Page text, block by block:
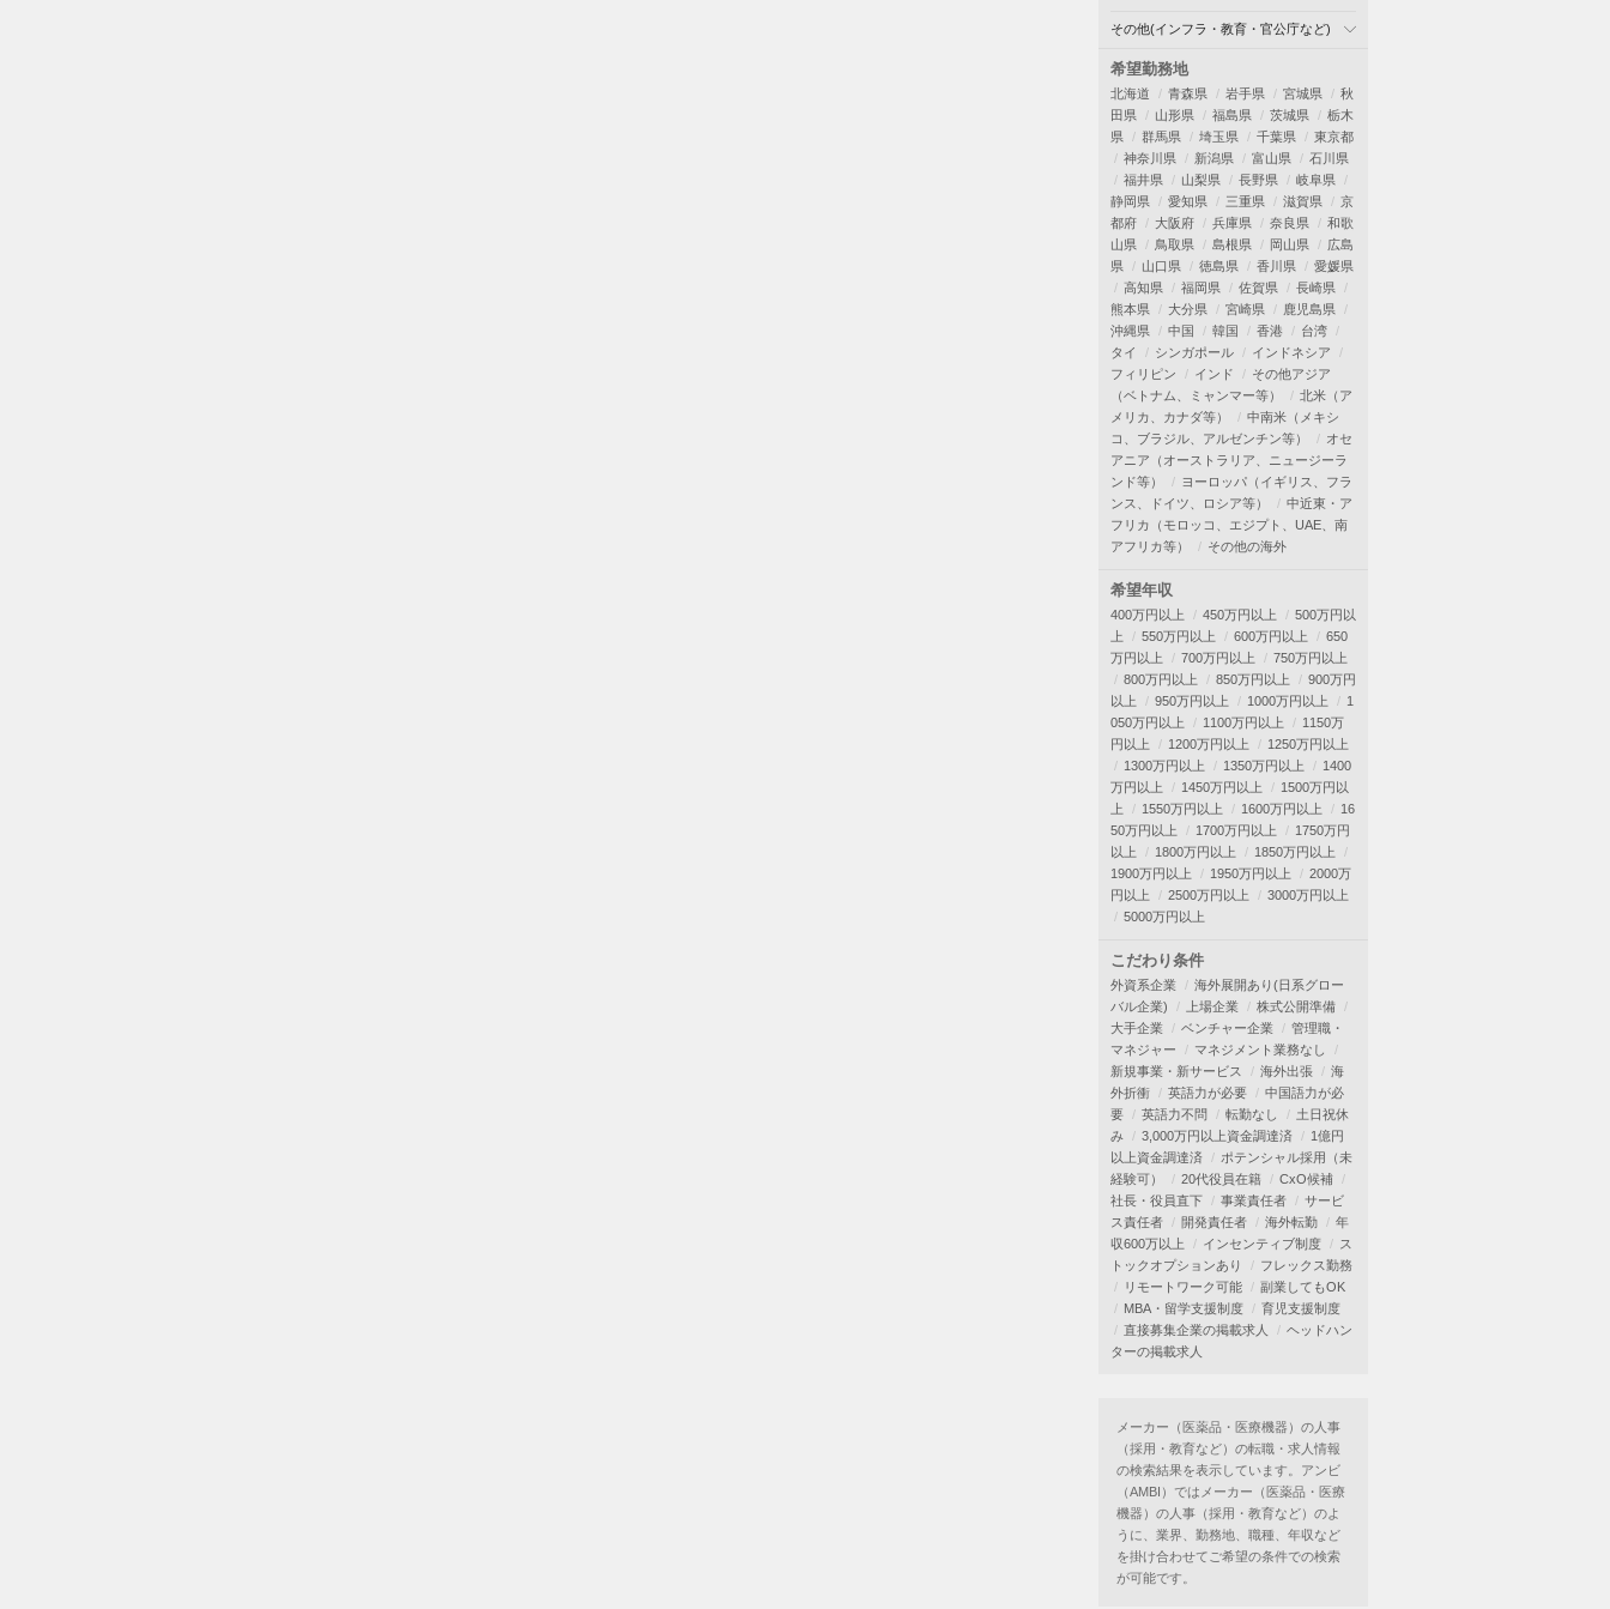
その他(インフラ・教育・官公庁など)
希望勤務地
北海道 青森県 岩手県 宮城県
秋
田県
山形県 福島県 茨城県
栃木
県
群馬県 埼玉県 千葉県
東京都
神奈川県
新潟県 富山県
石川県
福井県
山梨県 長野県
岐阜県
静岡県
愛知県 三重県 滋賀県
京
都府
大阪府 兵庫県 奈良県
和歌
山県
鳥取県 島根県 岡山県
広島
県
山口県 徳島県 香川県
愛媛県
高知県
福岡県 佐賀県
長崎県
熊本県
大分県 宮崎県
鹿児島県
沖縄県
中国 韓国 香港
台湾
タイ
シンガポール
インドネシア
フィリピン
インド
その他アジア
（ベトナム、ミャンマー等）
北米（ア
メリカ、カナダ等）
中南米（メキシ
コ、ブラジル、アルゼンチン等）
オセ
アニア（オーストラリア、ニュージーラ
ンド等）
ヨーロッパ（イギリス、フラ
ンス、ドイツ、ロシア等）
中近東・ア
フリカ（モロッコ、エジプト、UAE、南
アフリカ等）
その他の海外
希望年収
400万円以上 450万円以上
500万円以
上
550万円以上 600万円以上
650
万円以上
700万円以上
750万円以上
800万円以上
850万円以上
900万円
以上
950万円以上 1000万円以上
1
050万円以上
1100万円以上
1150万
円以上
1200万円以上
1250万円以上
1300万円以上
1350万円以上
1400
万円以上
1450万円以上
1500万円以
上
1550万円以上 1600万円以上
16
50万円以上
1700万円以上
1750万円
以上
1800万円以上
1850万円以上
1900万円以上
1950万円以上
2000万
円以上
2500万円以上
3000万円以上
5000万円以上
こだわり条件
外資系企業
海外展開あり(日系グロー
バル企業)
上場企業
株式公開準備
大手企業
ベンチャー企業
管理職・
マネジャー
マネジメント業務なし
新規事業・新サービス
海外出張
海
外折衝
英語力が必要
中国語力が必
要
英語力不問 転勤なし
土日祝休
み
3,000万円以上資金調達済
1億円
以上資金調達済
ポテンシャル採用（未
経験可）
20代役員在籍
CxO候補
社長・役員直下
事業責任者
サービ
ス責任者
開発責任者 海外転勤
年
収600万以上
インセンティブ制度
ス
トックオプションあり
フレックス勤務
リモートワーク可能
副業してもOK
MBA・留学支援制度
育児支援制度
直接募集企業の掲載求人
ヘッドハン
ターの掲載求人
メーカー（医薬品・医療機器）の人事
（採用・教育など）の転職・求人情報
の検索結果を表示しています。アンビ
（AMBI）ではメーカー（医薬品・医療
機器）の人事（採用・教育など）のよ
うに、業界、勤務地、職種、年収など
を掛け合わせてご希望の条件での検索
が可能です。